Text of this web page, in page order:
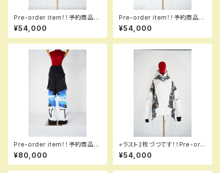
Pre-order item！！予約商品で
す！！MQ07003 +++ jacket
005 tww！！送料無料（日本国
内のみ）サービス中です！！
¥54,000
Pre-order item！！予約商品で
す！！MQ07003 EM +++ jack
et EM 009 dflw em！！送料無
料（日本国内のみ）サービス中で
¥54,000
Pre-order item！！予約商品で
す！！MQ07501 GALAXXXY p
ants 3L 503 kmbl 3L！！送料
無料（日本国内のみ）サービス中
¥80,000
⭐︎ラスト2枚づつです！！Pre-ord
er item！！予約商品です！！MQ
07003 EM +++ jacket EM
003 hflmtw em！！送料無料
¥54,000